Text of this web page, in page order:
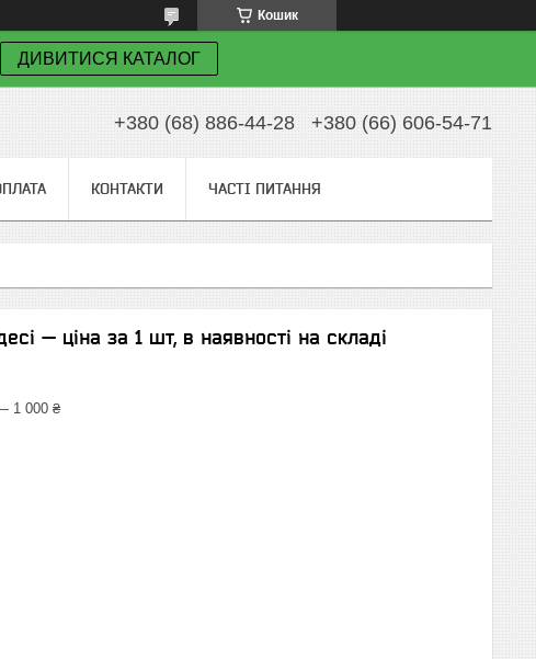
Кошик
ДИВИТИСЯ КАТАЛОГ
+380 (68) 886-44-28 +380 (66) 606-54-71
КОНТАКТИ ЧАСТІ ПИТАННЯ
— ціна за 1 шт, в наявності на складі
1 000 ₴